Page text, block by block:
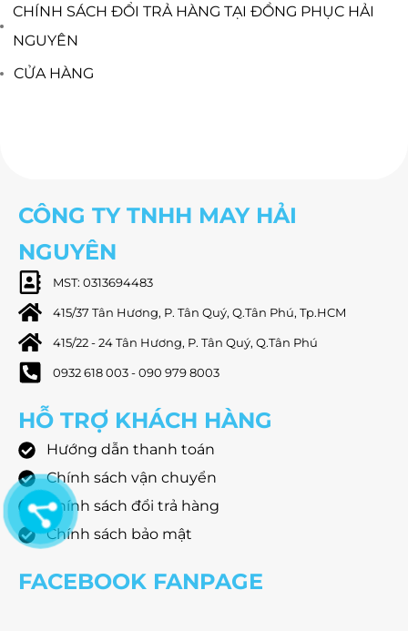
CHÍNH SÁCH ĐỔI TRẢ HÀNG TẠI ĐỒNG PHỤC HẢI
NGUYÊN
CỬA HÀNG
CÔNG TY TNHH MAY HẢI
NGUYÊN
MST: 0313694483
415/37 Tân Hương, P. Tân Quý, Q.Tân Phú, Tp.HCM
415/22 - 24 Tân Hương, P. Tân Quý, Q.Tân Phú
0932 618 003 - 090 979 8003
HỖ TRỢ KHÁCH HÀNG
Hướng dẫn thanh toán
Chính sách vận chuyển
Chính sách đổi trả hàng
Chính sách bảo mật
FACEBOOK FANPAGE